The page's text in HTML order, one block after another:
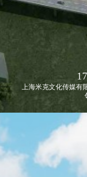
上海米克文化传媒有